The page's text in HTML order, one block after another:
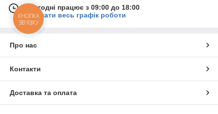
Сьогодні працює з 09:00 до 18:00
Показати весь графік роботи
Про нас
Контакти
Доставка та оплата
КНОПКА
ЗВ'ЯЗКУ